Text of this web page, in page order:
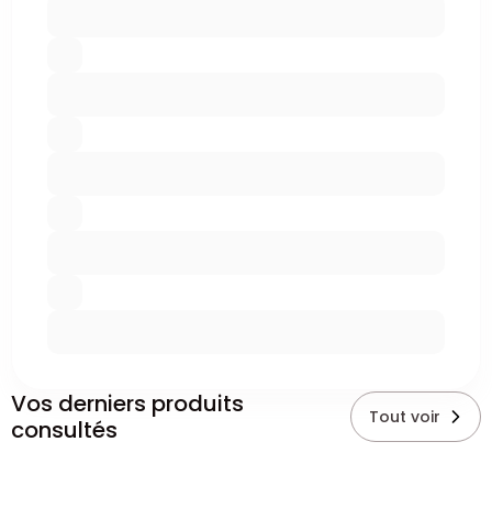
Vos derniers produits
consultés
Tout voir